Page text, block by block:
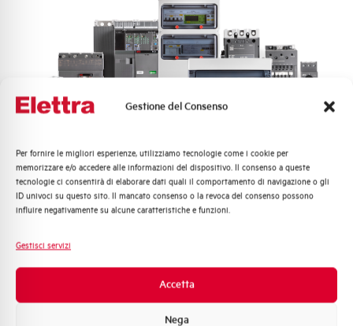
Gestione del Consenso
Per fornire le migliori esperienze, utilizziamo tecnologie come i cookie per
memorizzare e/o accedere alle informazioni del dispositivo. Il consenso a queste
tecnologie ci consentirà di elaborare dati quali il comportamento di navigazione o gli
ID univoci su questo sito. Il mancato consenso o la revoca del consenso possono
influire negativamente su alcune caratteristiche e funzioni.
Gestisci servizi
Accetta
Nega
Quali argomenti ti interessano di più?
Distribuzione di Energia
Automazione Industriale
Sistema Quadri
Promozioni e offerte
Formazione tecnica